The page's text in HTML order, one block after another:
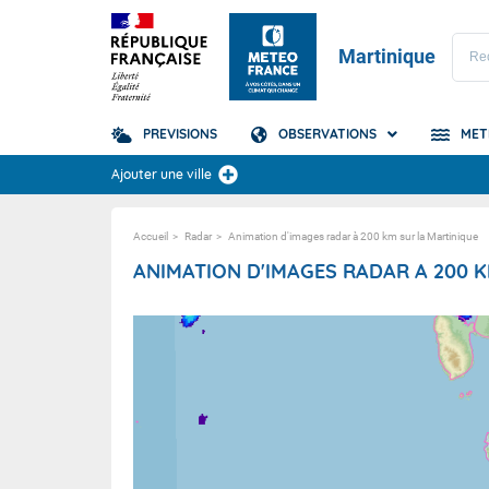
Martinique
Prévisions
TOUS LES RÉSULTATS
PREVISIONS OBSERVATIONS
Radar Martinique 50 km
Ajouter une ville
Accueil Radar Animation d'images radar à 200 km sur la Martinique
ANIMATION D'IMAGES RADAR A 200